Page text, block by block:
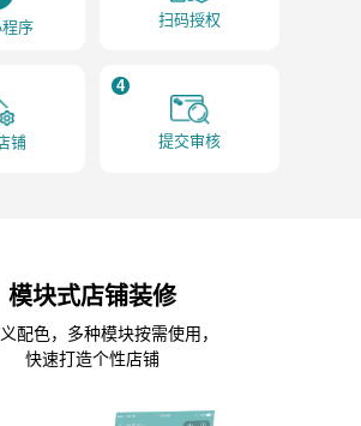
序 扫码授权
铺
4
提交审核
模块式店铺装修
配色，多种模块按需使用，
快速打造个性店铺